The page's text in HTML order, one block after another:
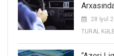
28 İyul
TURAL